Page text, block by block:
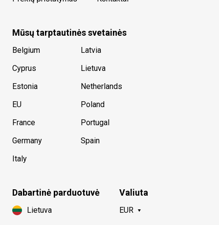
Mūsų tarptautinės svetainės
Belgium
Cyprus
Estonia
EU
France
Germany
Italy
Latvia
Lietuva
Netherlands
Poland
Portugal
Spain
Dabartinė parduotuvė
Lietuva
Valiuta
EUR